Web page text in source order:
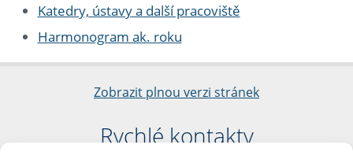
Katedry, ústavy a další pracoviště
Harmonogram ak. roku
Zobrazit plnou verzi stránek
Rychlé kontakty